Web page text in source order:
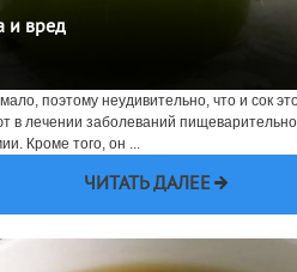
и вред
поэтому неудивительно, что и сок
в лечении заболеваний
Кроме того, он ...
ЧИТАТЬ ДАЛЕЕ